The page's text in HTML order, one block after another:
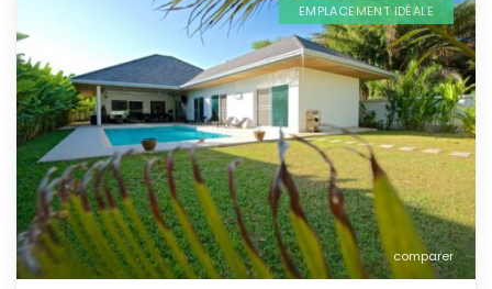
comparer
EMPLACEMENT IDÉALE